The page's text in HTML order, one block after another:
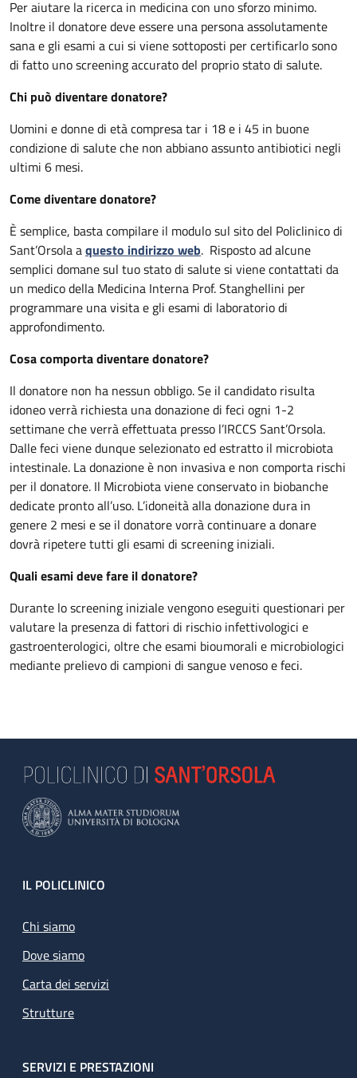
Per aiutare la ricerca in medicina con uno sforzo minimo.
Inoltre il donatore deve essere una persona assolutamente
sana e gli esami a cui si viene sottoposti per certificarlo sono
di fatto uno screening accurato del proprio stato di salute.
Chi può diventare donatore?
Uomini e donne di età compresa tar i 18 e i 45 in buone
condizione di salute che non abbiano assunto antibiotici negli
ultimi 6 mesi.
Come diventare donatore?
È semplice, basta compilare il modulo sul sito del Policlinico di
Sant’Orsola aquesto indirizzo web. Risposto ad alcune
semplici domane sul tuo stato di salute si viene contattati da
un medico della Medicina Interna Prof. Stanghellini per
programmare una visita e gli esami di laboratorio di
approfondimento.
Cosa comporta diventare donatore?
Il donatore non ha nessun obbligo. Se il candidato risulta
idoneo verrà richiesta una donazione di feci ogni 1-2
settimane che verrà effettuata presso l’IRCCS Sant’Orsola.
Dalle feci viene dunque selezionato ed estratto il microbiota
intestinale. La donazione è non invasiva e non comporta rischi
per il donatore. Il Microbiota viene conservato in biobanche
dedicate pronto all’uso. L’idoneità alla donazione dura in
genere 2 mesi e se il donatore vorrà continuare a donare
dovrà ripetere tutti gli esami di screening iniziali.
Quali esami deve fare il donatore?
Durante lo screening iniziale vengono eseguiti questionari per
valutare la presenza di fattori di rischio infettivologici e
gastroenterologici, oltre che esami bioumorali e microbiologici
mediante prelievo di campioni di sangue venoso e feci.
Footer
IL POLICLINICO
Chi siamo
Dove siamo
Carta dei servizi
Strutture
SERVIZI E PRESTAZIONI